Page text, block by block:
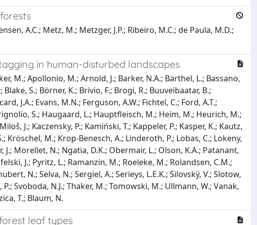
A.C.; Metz, M.; Metzger, J.P.; Ribeiro, M.C.; de Paula, M.D.;
in human-disturbed landscapes
M.; Apollonio, M.; Arnold, J.; Barker, N.A.; Barthel, L.; Bassano,
Blake, S.; Börner, K.; Brivio, F.; Brogi, R.; Buuveibaatar, B.;
J.A.; Evans, M.N.; Ferguson, A.W.; Fichtel, C.; Ford, A.T.;
S.; Haugaard, L.; Hauptfleisch, M.; Heim, M.; Heurich, M.;
J.; Kaczensky, P.; Kamiński, T.; Kappeler, P.; Kasper, K.; Kautz,
Kröschel, M.; Krop-Benesch, A.; Linderoth, P.; Lobas, C.; Lokeny,
Morellet, N.; Ngatia, D.K.; Obermair, L.; Olson, K.A.; Patanant,
J.; Pyritz, L.; Ramanzin, M.; Roeleke, M.; Rolandsen, C.M.;
N.; Selva, N.; Sergiel, A.; Serieys, L.E.K.; Silovský, V.; Slotow,
Svoboda, N.J.; Thaker, M.; Tomowski, M.; Ullmann, W.; Vanak,
T.; Blaum, N.
leaf types